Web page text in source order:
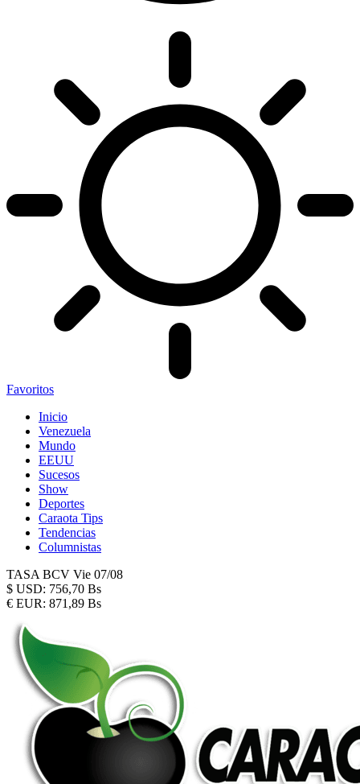
Favoritos
Inicio
Venezuela
Mundo
EEUU
Sucesos
Show
Deportes
Caraota Tips
Tendencias
Columnistas
TASA BCV Vie 07/08
$ USD: 756,70 Bs
€ EUR: 871,89 Bs